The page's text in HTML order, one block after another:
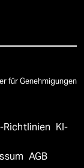
für Genehmigungen
Richtlinien KI-
AGB